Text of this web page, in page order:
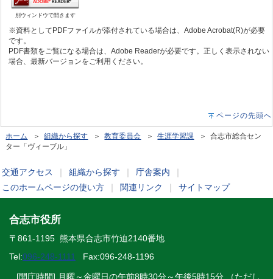
別ウィンドウで開きます
※資料としてPDFファイルが添付されている場合は、Adobe Acrobat(R)が必要
です。
PDF書類をご覧になる場合は、Adobe Readerが必要です。正しく表示されない
場合、最新バージョンをご利用ください。
ページの先頭へ
ホーム ＞組織から探す ＞教育委員会 ＞生涯学習課 ＞ 合志市総合セン
ター「ヴィーブル」
交通アクセス 組織から探す 庁舎案内
このホームページの使い方
関連リンク サイトマップ
合志市役所
〒861-1195 熊本県合志市竹迫2140番地
Tel:096-248-1111 Fax:096-248-1196
[開庁時間] 月曜～金曜日の午前8時30分～午後5時15分 （ただし、